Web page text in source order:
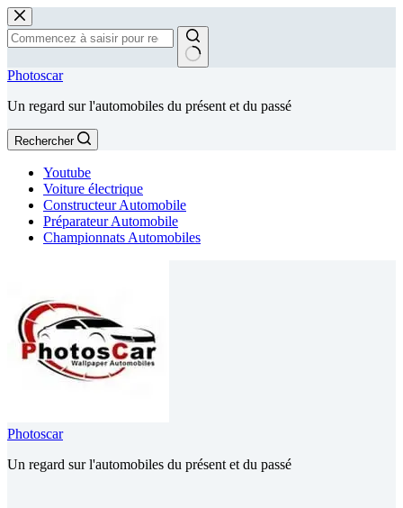
Passer
au
contenu
Aucun
Photoscar
Un regard sur l'automobiles du présent et du passé
Rechercher
Youtube
Voiture électrique
Constructeur Automobile
Préparateur Automobile
Championnats Automobiles
Photoscar
Un regard sur l'automobiles du présent et du passé